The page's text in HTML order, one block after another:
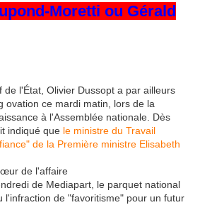
Moretti ou Gérald
de l'État, Olivier Dussopt a par ailleurs
ovation ce mardi matin, lors de la
à l'Assemblée nationale. Dès
indiqué que le ministre du Travail
de la Première ministre Elisabeth
de l'affaire
de Mediapart, le parquet national
l'infraction de "favoritisme" pour un futur